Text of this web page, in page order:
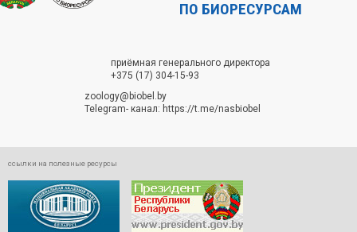
ПО БИОРЕСУРСАМ
приёмная генерального директора
+375 (17) 304-15-93
zoology@biobel.by
Telegram- канал: https://t.me/nasbiobel
ссылки на полезные ресурсы